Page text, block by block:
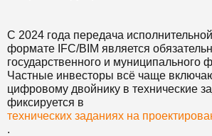
С 2024 года передача
формате IFC/BIM является
государственного и муниципального
Частные инвесторы всё чаще
цифровому двойнику в технические
фиксируется в
технических заданиях на
.